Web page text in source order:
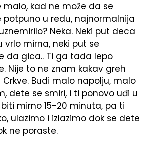
malo, kad ne može da se
potpuno u redu, najnormalnija
Neka. Neki put deca
mirna, neki put se
da gica.. Ti ga tada lepo
Nije to ne znam kakav greh
Crkve. Budi malo napolju, malo
dete se smiri, i ti ponovo uđi u
biti mirno 15-20 minuta, pa ti
ulazimo i izlazimo dok se dete
ne poraste.